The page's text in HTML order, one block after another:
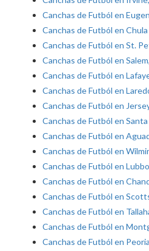
Canchas de Futból en
Canchas de Futból en
Canchas de Futból en St.
Canchas de Futból en
Canchas de Futból en
Canchas de Futból en
Canchas de Futból en
Canchas de Futból en
Canchas de Futból en
Canchas de Futból en
Canchas de Futból en
Canchas de Futból en
Canchas de Futból en
Canchas de Futból en
Canchas de Futból en
Canchas de Futból en